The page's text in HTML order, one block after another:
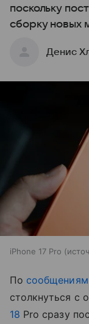
поскольку
сборку новых
Денис
iPhone 17 Pro
По сообщениям
столкнуться с
18 Pro сразу